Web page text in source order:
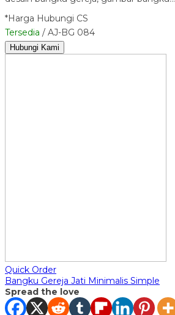
*Harga Hubungi CS
Tersedia / AJ-BG 084
Hubungi Kami
Quick Order
Bangku Gereja Jati Minimalis Simple
Spread the love